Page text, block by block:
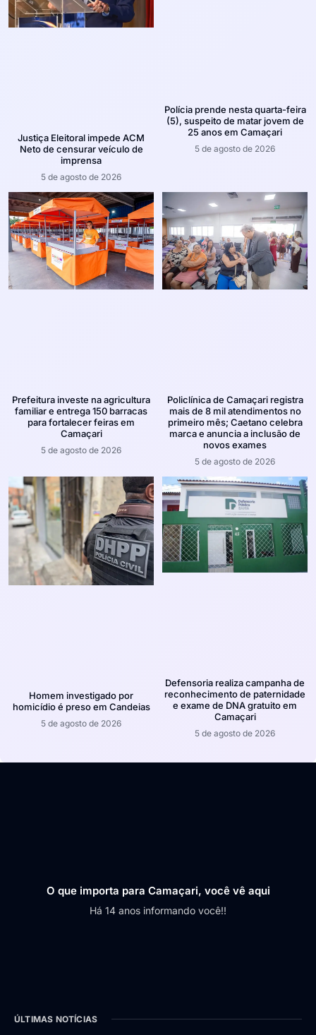
Justiça Eleitoral impede ACM
Neto de censurar veículo de
imprensa
5 de agosto de 2026
Polícia prende nesta quarta-feira
(5), suspeito de matar jovem de
25 anos em Camaçari
5 de agosto de 2026
Prefeitura investe na agricultura
familiar e entrega 150 barracas
para fortalecer feiras em
Camaçari
5 de agosto de 2026
Policlínica de Camaçari registra
mais de 8 mil atendimentos no
primeiro mês; Caetano celebra
marca e anuncia a inclusão de
novos exames
5 de agosto de 2026
Homem investigado por
homicídio é preso em Candeias
5 de agosto de 2026
Defensoria realiza campanha de
reconhecimento de paternidade
e exame de DNA gratuito em
Camaçari
5 de agosto de 2026
O que importa para Camaçari, você vê aqui
Há 14 anos informando você!!
ÚLTIMAS NOTÍCIAS